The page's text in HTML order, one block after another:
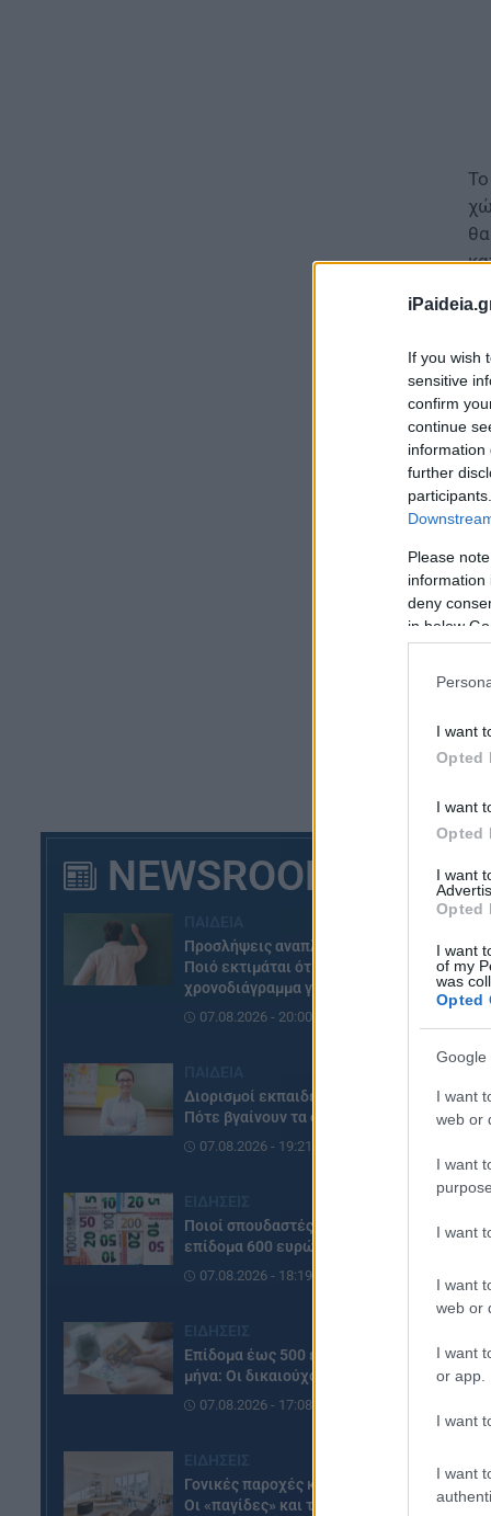
If you wish
sensitive
confirm
continue
information
further
Please
information
deny
in below
I want
Opted
I want
Opted
I want
Opted
I want
of my
was
Opted
Google
I want
web or
I want
I want
I want
web or
I want
or app.
I want
I want
NEWSROOM
Προσλήψεις αναπληρωτών:
Ποιό εκτιμάται ότι θα είναι το
χρονοδιάγραμμα για φέτος
07.08.2026 - 20:00
Διορισμοί εκπαιδευτικών:
Πότε βγαίνουν τα ονόματα
07.08.2026 - 19:21
Ποιοί σπουδαστές θα λάβουν
επίδομα 600 ευρώ
07.08.2026 - 18:19
Επίδομα έως 500 ευρώ τον
μήνα: Οι δικαιούχοι
07.08.2026 - 17:08
Γονικές παροχές και δωρεές:
Οι «παγίδες» και τα λάθη
α)
β)